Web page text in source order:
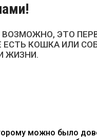
ЭТО
КОШКА ИЛИ
ЖИЗНИ.
можно было